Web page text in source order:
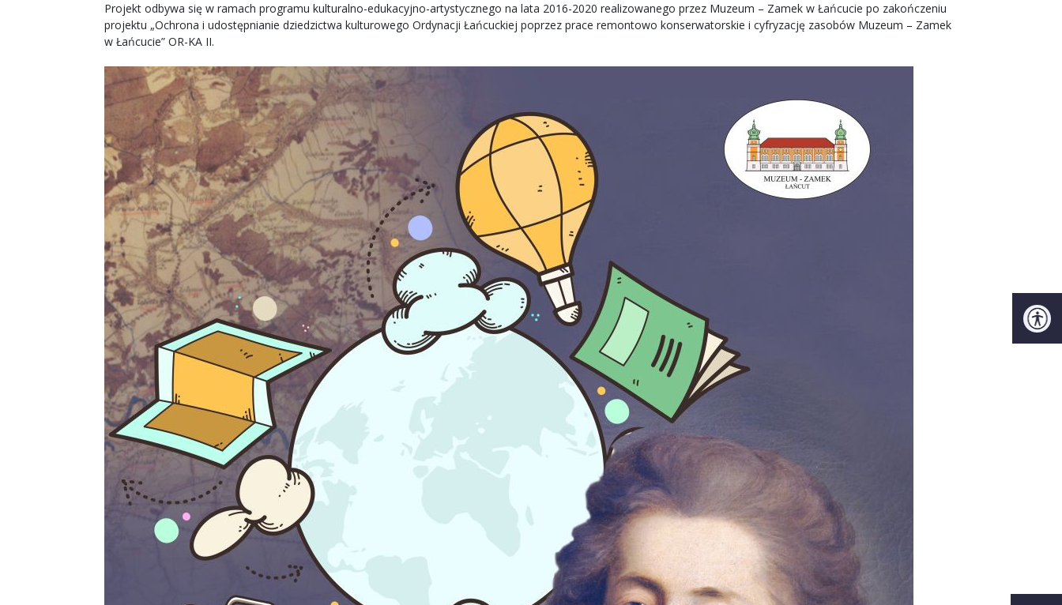
Projekt odbywa się w ramach programu kulturalno-edukacyjno-artystycznego na lata 2016-2020 realizowanego przez Muzeum – Zamek w Łańcucie po zakończeniu
projektu „Ochrona i udostępnianie dziedzictwa kulturowego Ordynacji Łańcuckiej poprzez prace remontowo konserwatorskie i cyfryzację zasobów Muzeum – Zamek
w Łańcucie” OR-KA II.